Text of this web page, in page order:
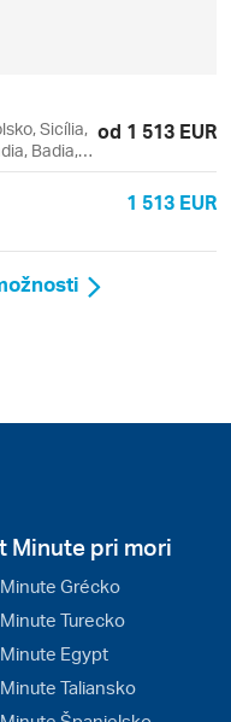
Sicília,
Badia,
od 1 513 EUR
1 513 EUR
Minute pri mori
Grécko
Turecko
Egypt
Taliansko